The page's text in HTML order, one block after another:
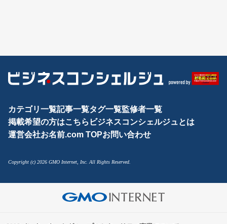
カテゴリ一覧記事一覧タグ一覧監修者一覧
掲載希望の方はこちら ビジネスコンシェルジュとは
運営会社お名前.com TOPお問い合わせ
Copyright (c) 2026 GMO Internet, Inc. All Rights Reserved.